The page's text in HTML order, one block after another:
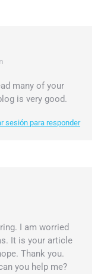
many of your
is very good.
sesión para responder
I am worried
It is your article
Thank you.
you help me?